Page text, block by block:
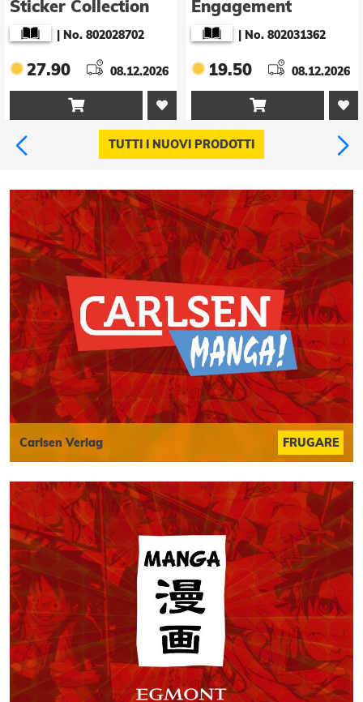
Sticker Collection
No. 802028702
27.90 08.12.2026

Engagement
Because My Sister is
but Somehow I
Became Entangled
with a Righteous
Prince (Manga) Vol.
5
No. 802031362
19.50 08.12.2026

TUTTI I NUOVI PRODOTTI
FRUGARE
Carlsen Verlag